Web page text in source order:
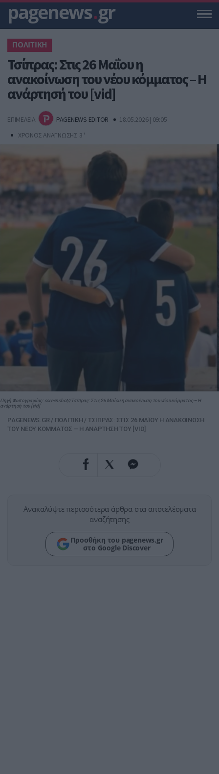
pagenews.gr
ΠΟΛΙΤΙΚΗ
Τσίπρας: Στις 26 Μαΐου η
ανακοίνωση του νέου κόμματος – Η
ανάρτησή του [vid]
ΕΠΙΜΕΛΕΙΑ PAGENEWS EDITOR
18.05.2026 | 09:05
ΧΡΟΝΟΣ ΑΝΑΓΝΩΣΗΣ 3 '
Πηγή Φωτογραφίας: screenshot//Τσίπρας: Στις 26 Μαΐου η ανακοίνωση του νέου κόμματος – Η
ανάρτησή του [vid]
PAGENEWS.GR / ΠΟΛΙΤΙΚΗ / ΤΣΙΠΡΑΣ: ΣΤΙΣ 26 ΜΑΪΟΥ Η ΑΝΑΚΟΙΝΩΣΗ
ΤΟΥ ΝΕΟΥ ΚΟΜΜΑΤΟΣ – Η ΑΝΑΡΤΗΣΗ ΤΟΥ [VID]
Ανακαλύψτε περισσότερα άρθρα στα αποτελέσματα
αναζήτησης
Προσθήκη του pagenews.gr
στο Google Discover